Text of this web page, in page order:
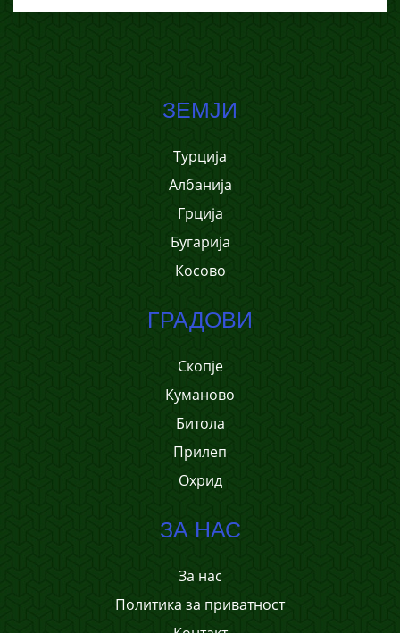
ЗЕМЈИ
Турција
Албанија
Грција
Бугарија
Косово
ГРАДОВИ
Скопје
Куманово
Битола
Прилеп
Охрид
ЗА НАС
За нас
Политика за приватност